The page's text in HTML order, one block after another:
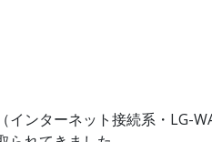
ンターネット接続系・LG-